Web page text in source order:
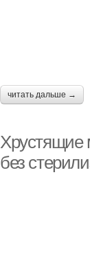
читать дальше →
Хрустящие
без